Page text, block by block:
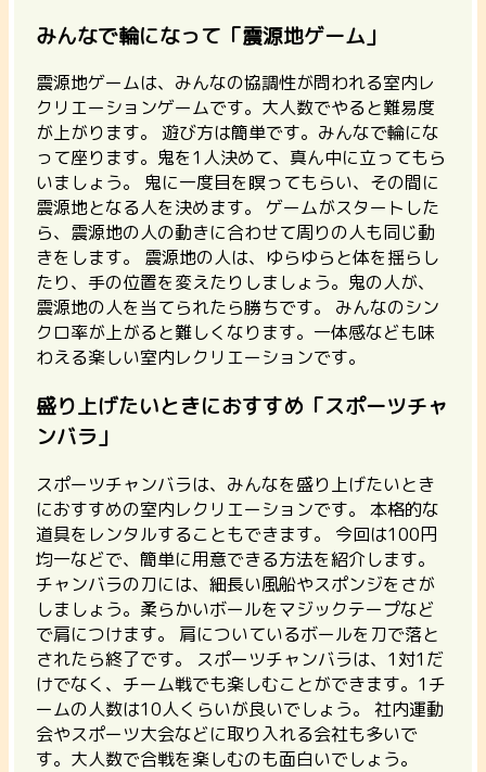
みんなで輪になって「震源地ゲーム」
震源地ゲームは、 みんなの協調性が問われる室内レ
クリエーションゲームです。 大人数でやると難易度
が上がります。 遊び方は簡単です。みんなで輪にな
って座ります。鬼を1人決めて、真ん中に立ってもら
いましょう。 鬼に一度目を瞑ってもらい、その間に
震源地となる人を決めます。 ゲームがスタートした
ら、震源地の人の動きに合わせて周りの人も同じ動
きをします。 震源地の人は、ゆらゆらと体を揺らし
たり、手の位置を変えたりしましょう。鬼の人が、
震源地の人を当てられたら勝ちです。 みんなのシン
クロ率が上がると難しくなります。一体感なども味
わえる楽しい室内レクリエーションです。
盛り上げたいときにおすすめ「スポーツチャ
ンバラ」
スポーツチャンバラは、 みんなを盛り上げたいとき
におすすめの室内レクリエーションです。
本格的な
道具をレンタルすることもできます。 今回は100円
均一などで、簡単に用意できる方法を紹介します。
チャンバラの刀には、細長い風船やスポンジをさが
しましょう。柔らかいボールをマジックテープなど
で肩につけます。 肩についているボールを刀で落と
されたら終了です。 スポーツチャンバラは、1対1だ
けでなく、チーム戦でも楽しむことができます。1チ
ームの人数は10人くらいが良いでしょう。 社内運動
会やスポーツ大会などに取り入れる会社も多いで
す。大人数で合戦を楽しむのも面白いでしょう。